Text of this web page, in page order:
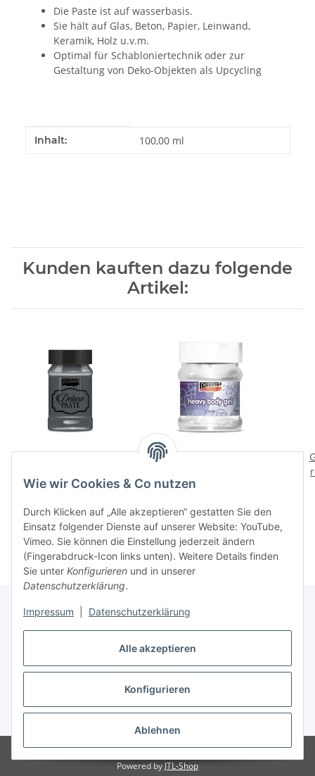
Alle akzeptieren
Konfigurieren
Ablehnen
Wie wir Cookies & Co nutzen
Durch Klicken auf „Alle akzeptieren“ gestatten Sie den
Einsatz folgender Dienste auf unserer Website: YouTube,
Vimeo. Sie können die Einstellung jederzeit ändern
(Fingerabdruck-Icon links unten). Weitere Details finden
Sie unter Konfigurieren und in unserer
Datenschutzerklärung.
Impressum Datenschutzerklärung
Die Paste ist auf wasserbasis.
Sie hält auf Glas, Beton, Papier, Leinwand,
Keramik, Holz u.v.m.
Optimal für Schabloniertechnik oder zur
Gestaltung von Deko-Objekten als Upcycling
Produkteigenschaft
Wert
Inhalt: 100,00 ml
Kunden kauften dazu folgende
Artikel:
Deluxe Paste platinum
3,90 €*
Pentart Heavy Body Gel
7,90 €
Vertrag widerrufen
* Alle Preise inkl. gesetzlicher USt., zzgl.
Powered by JTL-Shop